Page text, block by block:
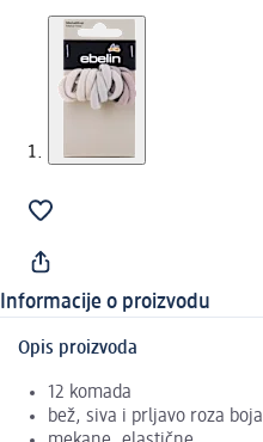
Informacije o proizvodu
Opis proizvoda
12 komada
bež, siva i prljavo roza boja